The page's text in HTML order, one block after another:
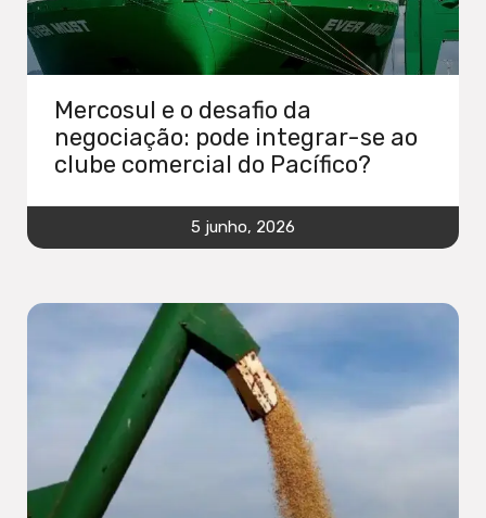
Mercosul e o desafio da
negociação: pode integrar-se ao
clube comercial do Pacífico?
5 junho, 2026